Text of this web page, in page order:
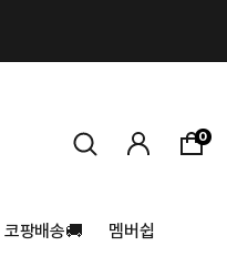
0
코팡배송🚚 멤버쉽